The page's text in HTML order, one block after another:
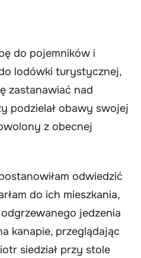
do pojemników i
lodówki turystycznej,
zastanawiać nad
podzielał obawy swojej
z obecnej
odwiedzić
do ich mieszkania,
jedzenia
kanapie, przeglądając
siedział przy stole